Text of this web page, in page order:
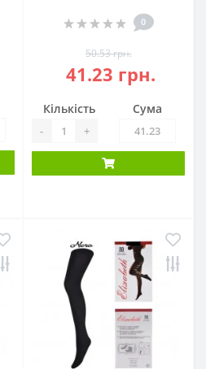
0
50.53 грн.
41.23 грн.
Кількість
- +
Сума